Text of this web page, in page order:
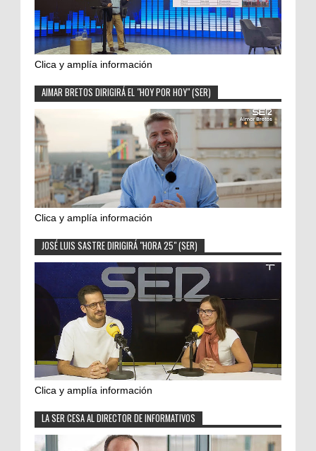
Clica y amplía información
AIMAR BRETOS DIRIGIRÁ EL "HOY POR HOY" (SER)
Clica y amplía información
JOSÉ LUIS SASTRE DIRIGIRÁ "HORA 25" (SER)
Clica y amplía información
LA SER CESA AL DIRECTOR DE INFORMATIVOS